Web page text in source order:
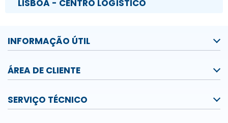
LISBOA - CENTRO LOGÍSTICO
INFORMAÇÃO ÚTIL
ÁREA DE CLIENTE
SERVIÇO TÉCNICO